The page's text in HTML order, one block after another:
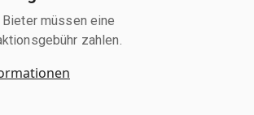
müssen eine
zahlen.